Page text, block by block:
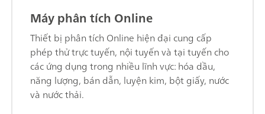
Máy phân tích Online
Thiết bị phân tích Online hiện đại cung cấp
phép thử trực tuyến, nội tuyến và tại tuyến cho
các ứng dụng trong nhiều lĩnh vực: hóa dầu,
năng lượng, bán dẫn, luyện kim, bột giấy, nước
và nước thải.